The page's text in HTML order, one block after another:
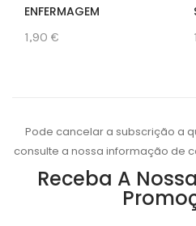
ENFERMAGEM
1,90 €
Pode cancelar a subscrição a
consulte a nossa informação de
Receba A